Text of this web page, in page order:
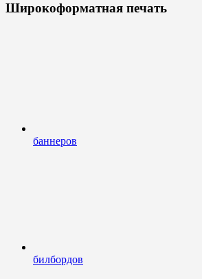
Широкоформатная печать
баннеров
билбордов